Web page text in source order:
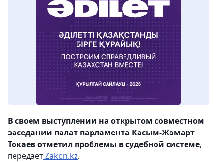
В своем выступлении на открытом совместном
заседании палат парламента Касым-Жомарт
Токаев отметил проблемы в судебной системе,
передаетZakon.kz.